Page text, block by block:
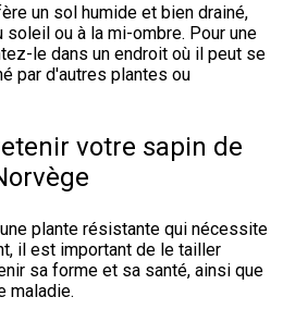
un sol humide et bien drainé,
ou à la mi-ombre. Pour une
le dans un endroit où il peut se
par d'autres plantes ou
votre sapin de
plante résistante qui nécessite
il est important de le tailler
sa forme et sa santé, ainsi que
maladie.